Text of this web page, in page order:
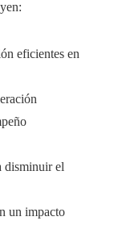
eficientes en
disminuir el
un impacto